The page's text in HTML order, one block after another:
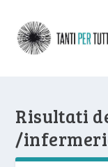
Risultati
/